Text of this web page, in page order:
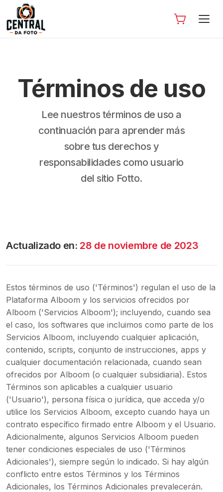
Términos de uso
Lee nuestros términos de uso a
continuación para aprender más
sobre tus derechos y
responsabilidades como usuario
del sitio Fotto.
Actualizado en: 28 de noviembre de 2023
Estos términos de uso ('Términos') regulan el uso de la
Plataforma Alboom y los servicios ofrecidos por
Alboom ('Servicios Alboom'); incluyendo, cuando sea
el caso, los softwares que incluimos como parte de los
Servicios Alboom, incluyendo cualquier aplicación,
contenido, scripts, conjunto de instrucciones, apps y
cualquier documentación relacionada, cuando sean
ofrecidos por Alboom (o cualquier subsidiaria). Estos
Términos son aplicables a cualquier usuario
('Usuario'), persona física o jurídica, que acceda y/o
utilice los Servicios Alboom, excepto cuando haya un
contrato específico firmado entre Alboom y el Usuario.
Adicionalmente, algunos Servicios Alboom pueden
tener condiciones especiales de uso ('Términos
Adicionales'), siempre según lo indicado. Si hay algún
conflicto entre estos Términos y los Términos
Adicionales, los Términos Adicionales prevalecerán.